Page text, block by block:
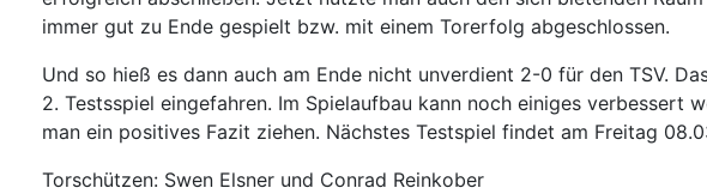
immer gut zu Ende gespielt bzw. mit einem Torerfolg abgeschlossen.
Und so hieß es dann auch am Ende nicht unverdient 2-0 für den TSV.
2. Testsspiel eingefahren. Im Spielaufbau kann noch einiges
man ein positives Fazit ziehen. Nächstes Testspiel findet am Freitag
Torschützen: Swen Elsner und Conrad Reinkober